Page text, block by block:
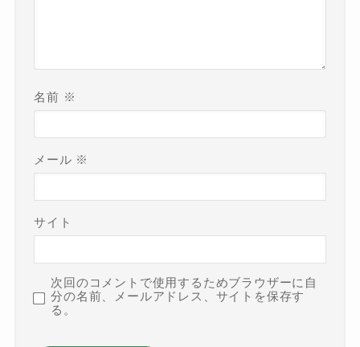
名前 ※
メール ※
サイト
次回のコメントで使用するためブラウザーに自
分の名前、メールアドレス、サイトを保存す
る。